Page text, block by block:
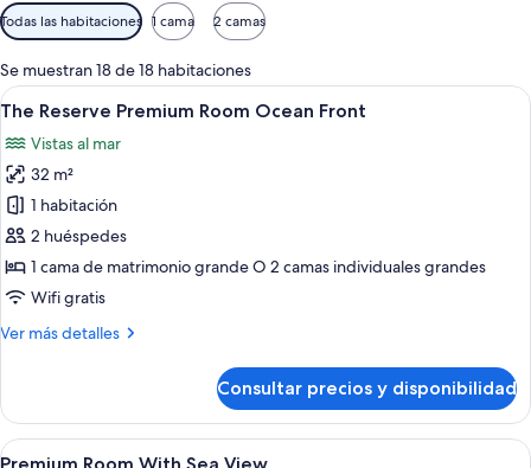
Filtros
disponibles
para
las
habitaciones
Todas las habitaciones 1 cama 2 camas
Se muestran 18 de 18 habitaciones
Abrir
todas
las
fotos
de
The
Reserve
Premium
Ocean
Habitación de hotel con una cama
7
The Reserve Premium Room Ocean Front
Vistas al mar
32 m²
1 habitación
2 huéspedes
1 cama de matrimonio grande O 2 camas individuales grandes
Wifi gratis
Ver más detalles
Más
Reserve
Premium
Room
Consultar precios y disponibilidad
Abrir
Una habitación de hotel con cama,
3